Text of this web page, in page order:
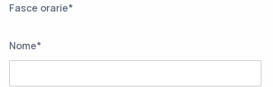
Fasce orarie*
Nome*